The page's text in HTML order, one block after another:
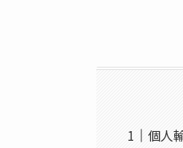
個人